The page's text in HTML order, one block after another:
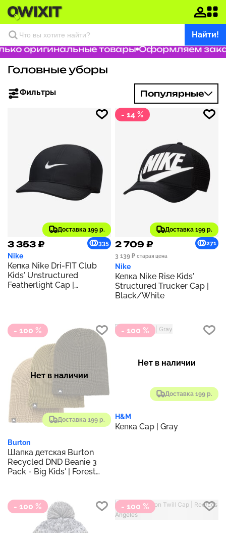
Найти!
оригинальные товары Оформляем заказ
Головные уборы
Фильтры Популярные
Доставка 199 р.
3 353 ₽ 335
Nike
Кепка Nike Dri-FIT Club
Kids' Unstructured
Featherlight Cap |
- 14 %
Доставка 199 р.
2 709 ₽
271
3 139 ₽ старая цена
Nike
Кепка Nike Rise Kids'
Structured Trucker Cap |
Black/White
- 100 %
Доставка 199 р.
Нет в наличии
Burton
Шапка детская Burton
Recycled DND Beanie 3
Pack - Big Kids' | Forest
- 100 %
Доставка 199 р.
Нет в наличии
H&M
Кепка Cap | Gray
- 100 % - 100 %